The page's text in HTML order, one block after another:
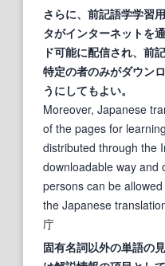
さらに、前記語学学習
タがインターネットを
ド可能に配信され、前記
特定の者のみがダウン
うにしてもよい。
Moreover, Japanese
of the pages for
distributed through the
downloadable way and
persons can be
the Japanese
庁
固有名詞以外の単語の